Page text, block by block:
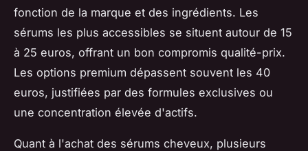
fonction de la marque et des ingrédients. Les
sérums les plus accessibles se situent autour de 15
à 25 euros, offrant un bon compromis qualité-prix.
Les options premium dépassent souvent les 40
euros, justifiées par des formules exclusives ou
une concentration élevée d'actifs.
Quant à l'achat des sérums cheveux, plusieurs